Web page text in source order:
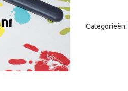
Categorieën: